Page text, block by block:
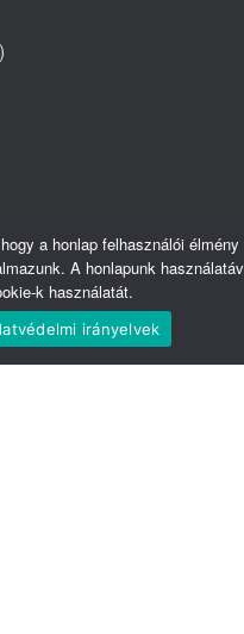
a honlap felhasználói élmény
A honlapunk
k használatát.
irányelvek